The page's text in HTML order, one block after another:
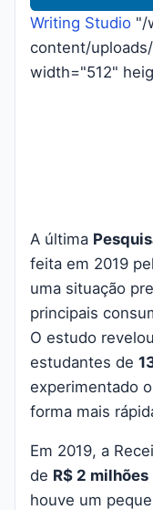
Writing Studio "/
content/
width="512"
A última
feita em 2019
uma situação
principais
O estudo
estudantes de
experimentado
forma mais
Em 2019, a
de R$ 2 milhões
houve um